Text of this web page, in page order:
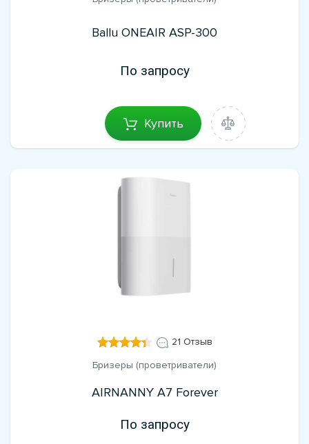
Ballu ONEAIR ASP-300
По запросу
Купить
21 Отзыв
Бризеры (проветриватели)
AIRNANNY A7 Forever
По запросу